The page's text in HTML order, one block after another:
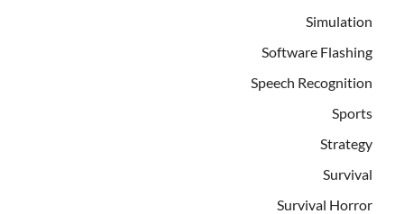
Simulation
Software Flashing
Speech Recognition
Sports
Strategy
Survival
Survival Horror